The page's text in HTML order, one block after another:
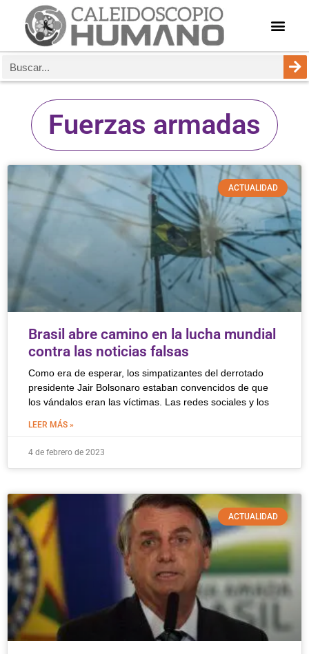
Fuerzas armadas
ACTUALIDAD
Brasil abre camino en la lucha mundial
contra las noticias falsas
Como era de esperar, los simpatizantes del derrotado
presidente Jair Bolsonaro estaban convencidos de que
los vándalos eran las víctimas. Las redes sociales y los
LEER MÁS »
4 de febrero de 2023
ACTUALIDAD